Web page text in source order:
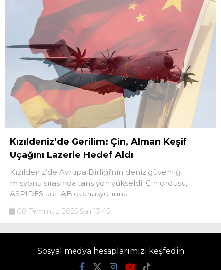
Kızıldeniz’de Gerilim: Çin, Alman Keşif
Uçağını Lazerle Hedef Aldı
Kızıldeniz’de Avrupa Birliği’nin deniz güvenliği
misyonu sırasında tansiyon yükseldi. Çin ordusu,
ASPIDES adlı AB operasyonuna
08 Temmuz 2025 Salı 13:45
Sosyal medya hesaplarımızı keşfedin